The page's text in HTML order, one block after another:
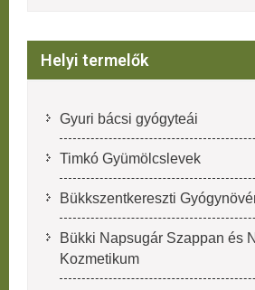
Helyi termelők
Gyuri bácsi gyógyteái
Timkó Gyümölcslevek
Bükkszentkereszti
Bükki Napsugár Szappan és
Kozmetikum